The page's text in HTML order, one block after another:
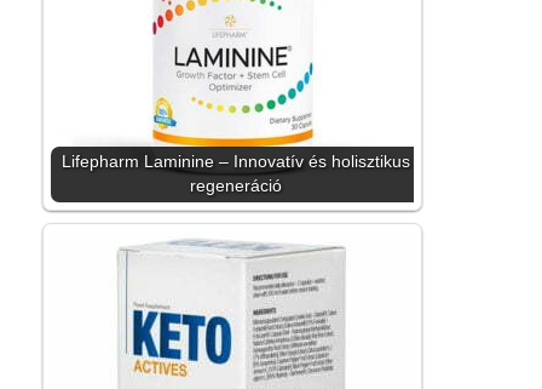
Lifepharm Laminine – Innovatív és holisztikus
regeneráció